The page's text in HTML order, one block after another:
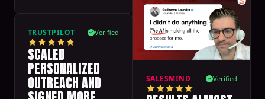
TRUSTPILOT Verified
SCALED
PERSONALIZED
OUTREACH AND SALESMIND Verified